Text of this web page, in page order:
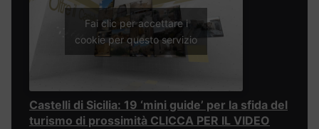
Fai clic per accettare i
cookie per questo servizio
Castelli di Sicilia: 19 ‘mini guide’ per la sfida del
turismo di prossimità CLICCA PER IL VIDEO